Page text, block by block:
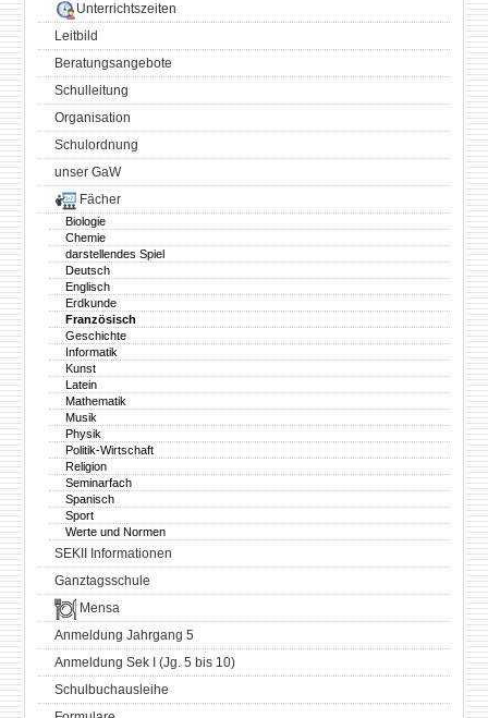
Unterrichtszeiten
Leitbild
Beratungsangebote
Schulleitung
Organisation
Schulordnung
unser GaW
Fächer
Biologie
Chemie
darstellendes Spiel
Deutsch
Englisch
Erdkunde
Französisch
Geschichte
Informatik
Kunst
Latein
Mathematik
Musik
Physik
Politik-Wirtschaft
Religion
Seminarfach
Spanisch
Sport
Werte und Normen
SEKII Informationen
Ganztagsschule
Mensa
Anmeldung Jahrgang 5
Anmeldung Sek I (Jg. 5 bis 10)
Schulbuchausleihe